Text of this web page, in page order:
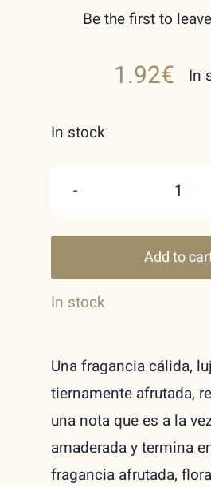
Be the first to
1.92€ In
In stock
Eau
Add to
In stock
Una fragancia cálida,
tiernamente afrutada,
una nota que es a la
amaderada y termina
fragancia afrutada,